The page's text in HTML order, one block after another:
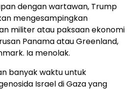
dengan wartawan, Trump
mengesampingkan
militer atau paksaan ekonomi
Panama atau Greenland,
Ia menolak.
banyak waktu untuk
Israel di Gaza yang